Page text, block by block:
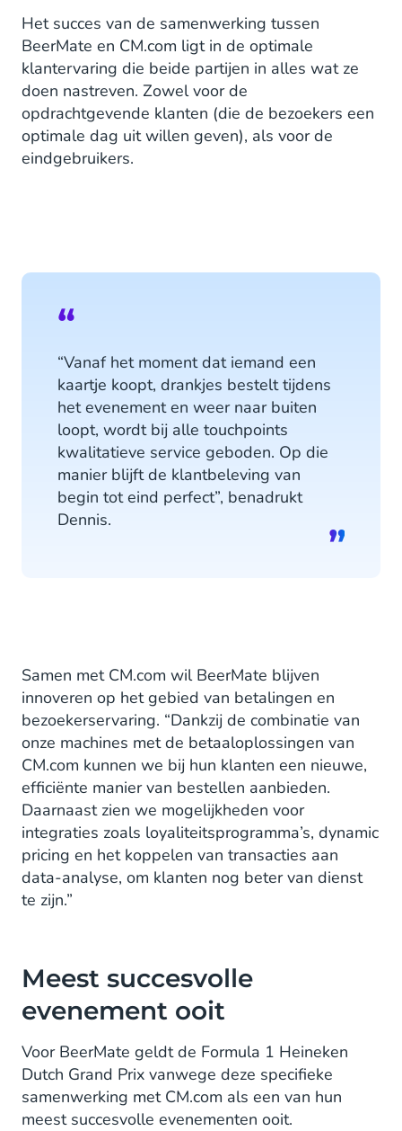
Het succes van de samenwerking tussen
BeerMate en CM.com ligt in de optimale
klantervaring die beide partijen in alles wat ze
doen nastreven. Zowel voor de
opdrachtgevende klanten (die de bezoekers een
optimale dag uit willen geven), als voor de
eindgebruikers.
“Vanaf het moment dat iemand een
kaartje koopt, drankjes bestelt tijdens
het evenement en weer naar buiten
loopt, wordt bij alle touchpoints
kwalitatieve service geboden. Op die
manier blijft de klantbeleving van
begin tot eind perfect”, benadrukt
Dennis.
Samen met CM.com wil BeerMate blijven
innoveren op het gebied van betalingen en
bezoekerservaring. “Dankzij de combinatie van
onze machines met de betaaloplossingen van
CM.com kunnen we bij hun klanten een nieuwe,
efficiënte manier van bestellen aanbieden.
Daarnaast zien we mogelijkheden voor
integraties zoals loyaliteitsprogramma’s, dynamic
pricing en het koppelen van transacties aan
data-analyse, om klanten nog beter van dienst
te zijn.”
Meest succesvolle
evenement ooit
Voor BeerMate geldt de Formula 1 Heineken
Dutch Grand Prix vanwege deze specifieke
samenwerking met CM.com als een van hun
meest succesvolle evenementen ooit.